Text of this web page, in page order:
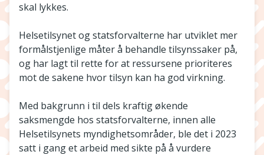
skal lykkes.
Helsetilsynet og statsforvalterne har utviklet mer
formålstjenlige måter å behandle tilsynssaker på,
og har lagt til rette for at ressursene prioriteres
mot de sakene hvor tilsyn kan ha god virkning.
Med bakgrunn i til dels kraftig økende
saksmengde hos statsforvalterne, innen alle
Helsetilsynets myndighetsområder, ble det i 2023
satt i gang et arbeid med sikte på å vurdere